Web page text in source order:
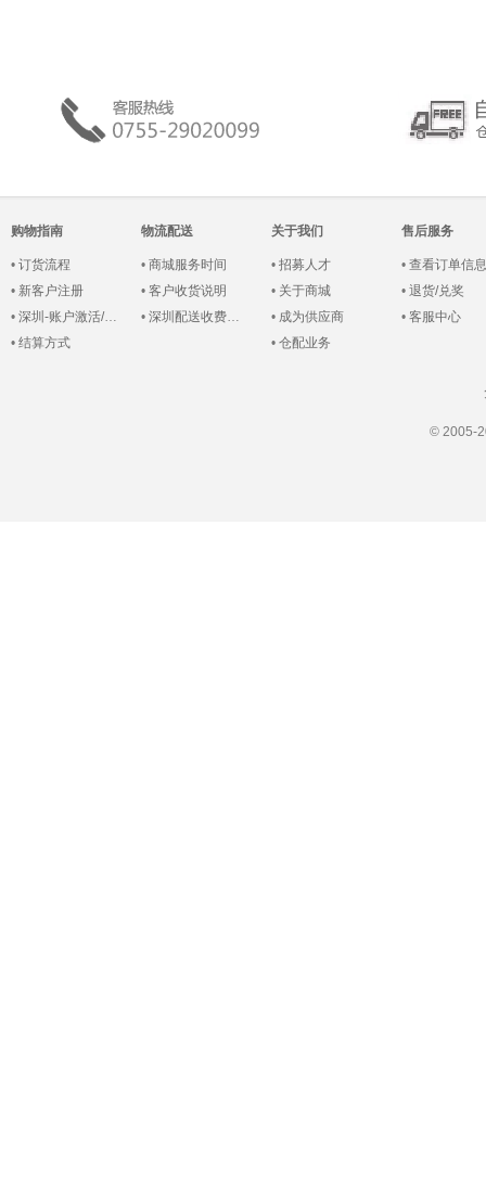
购物指南
• 订货流程
• 新客户注册
• 深圳-账户激活/登录
• 结算方式
物流配送
• 商城服务时间
• 客户收货说明
• 深圳配送收费说明
关于我们
• 招募人才
• 关于商城
• 成为供应商
• 仓配业务
售后服务
• 查看订单信息
• 退货/兑奖
• 客服中心
© 2005-